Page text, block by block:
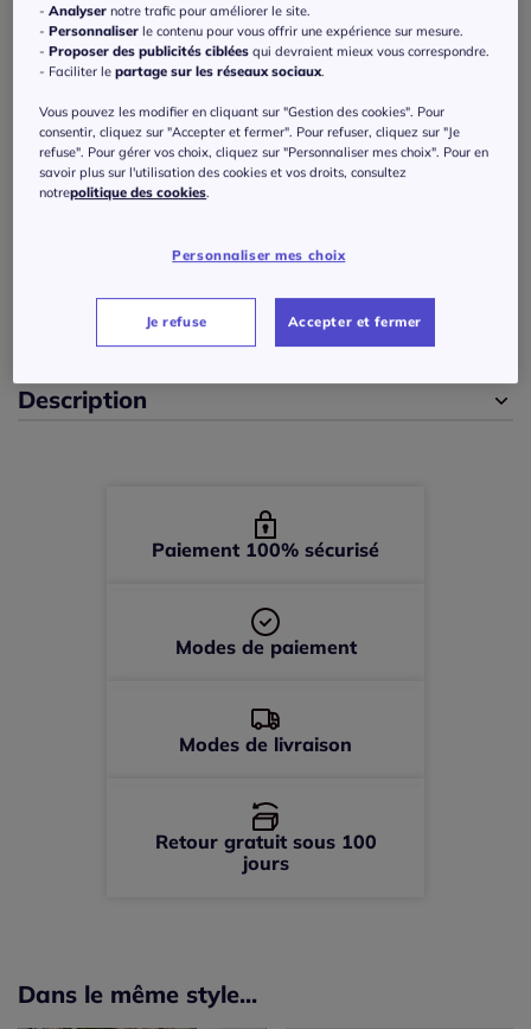
Taille :
Veuillez sélectionner une taille
36 -En stock
38 -En stock
44 -En stock
Guide des tailles
65€
J'ajoute au panier
Caractéristiques
Description
Paiement 100% sécurisé
Modes de paiement
Modes de livraison
Retour gratuit sous 100
jours
Dans le même style...
-Analyser notre trafic pour améliorer le site.
-Personnaliser le contenu pour vous offrir une expérience sur mesure.
-Proposer des publicités ciblées qui devraient mieux vous correspondre.
- Faciliter lepartage sur les réseaux sociaux
Vous pouvez les modifier en cliquant sur "Gestion des cookies". Pour
consentir, cliquez sur "Accepter et fermer". Pour refuser, cliquez sur "Je
refuse". Pour gérer vos choix, cliquez sur "Personnaliser mes choix". Pour en
savoir plus sur l'utilisation des cookies et vos droits, consultez
notrepolitique des cookies
Personnaliser mes choix
Je refuse Accepter et fermer